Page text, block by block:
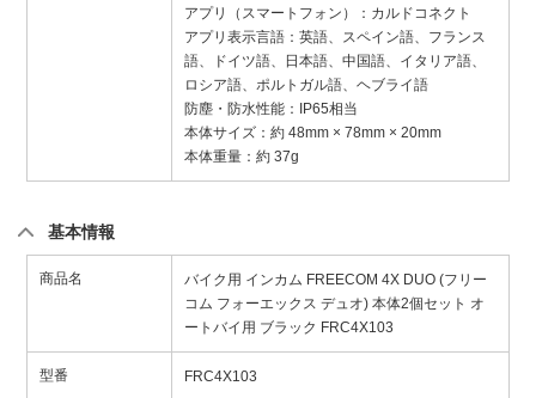
アプリ（スマートフォン）：カルドコネクト
アプリ表示言語：英語、スペイン語、フランス
語、ドイツ語、日本語、中国語、イタリア語、
ロシア語、ポルトガル語、ヘブライ語
防塵・防水性能：IP65相当
本体サイズ：約 48mm × 78mm × 20mm
本体重量：約 37g
基本情報
商品名
バイク用 インカム FREECOM 4X DUO (フリー
コム フォーエックス デュオ) 本体2個セット オ
ートバイ用 ブラック FRC4X103
型番 FRC4X103